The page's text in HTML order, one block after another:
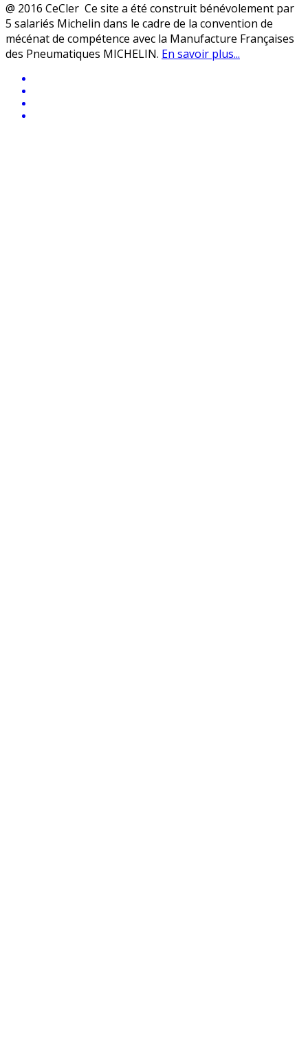
@ 2016 CeCler Ce site a été construit bénévolement par
5 salariés Michelin dans le cadre de la convention de
mécénat de compétence avec la Manufacture Françaises
des Pneumatiques MICHELIN. En savoir plus...